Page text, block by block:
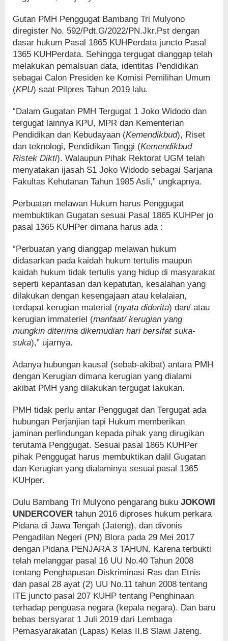
Gutan PMH Penggugat Bambang Tri Mulyono
diregister No. 592/Pdt.G/2022/PN.Jkr.Pst dengan
dasar hukum Pasal 1865 KUHPerdata juncto Pasal
1365 KUHPerdata. Sehingga tergugat dianggap telah
melakukan pemalsuan data, identitas Pendidikan
sebagai Calon Presiden ke Komisi Pemilihan Umum
(KPU) saat Pilpres Tahun 2019 lalu.
“Dalam Gugatan PMH Tergugat 1 Joko Widodo dan
tergugat lainnya KPU, MPR dan Kementerian
Pendidikan dan Kebudayaan (Kemendikbud), Riset
dan teknologi, Pendidikan Tinggi (Kemendikbud
Ristek Dikti). Walaupun Pihak Rektorat UGM telah
menyatakan ijasah S1 Joko Widodo sebagai Sarjana
Fakultas Kehutanan Tahun 1985 Asli,” ungkapnya.
Perbuatan melawan Hukum harus Penggugat
membuktikan Gugatan sesuai Pasal 1865 KUHPer jo
pasal 1365 KUHPer dimana harus ada :
“Perbuatan yang dianggap melawan hukum
didasarkan pada kaidah hukum tertulis maupun
kaidah hukum tidak tertulis yang hidup di masyarakat
seperti kepantasan dan kepatutan, kesalahan yang
dilakukan dengan kesengajaan atau kelalaian,
terdapat kerugian material (nyata diderita) dan/ atau
kerugian immateriel (manfaat/ kerugian yang
mungkin diterima dikemudian hari bersifat suka-
suka),” ujarnya.
Adanya hubungan kausal (sebab-akibat) antara PMH
dengan Kerugian dimana kerugian yang dialami
akibat PMH yang dilakukan tergugat lakukan.
PMH tidak perlu antar Penggugat dan Tergugat ada
hubungan Perjanjian tapi Hukum memberikan
jaminan perlindungan kepada pihak yang dirugikan
terutama Penggugat. Sesuai pasal 1865 KUHPer
pihak Penggugat harus membuktikan dalil Gugatan
dan Kerugian yang dialaminya sesuai pasal 1365
KUHper.
Dulu Bambang Tri Mulyono pengarang buku JOKOWI
UNDERCOVER tahun 2016 diproses hukum perkara
Pidana di Jawa Tengah (Jateng), dan divonis
Pengadilan Negeri (PN) Blora pada 29 Mei 2017
dengan Pidana PENJARA 3 TAHUN. Karena terbukti
telah melanggar pasal 16 UU No.40 Tahun 2008
tentang Penghapusan Diskriminasi Ras dan Etnis
dan pasal 28 ayat (2) UU No.11 tahun 2008 tentang
ITE juncto pasal 207 KUHP tentang Penghinaan
terhadap penguasa negara (kepala negara). Dan baru
bebas bersyarat 1 Juli 2019 dari Lembaga
Pemasyarakatan (Lapas) Kelas II.B Slawi Jateng.